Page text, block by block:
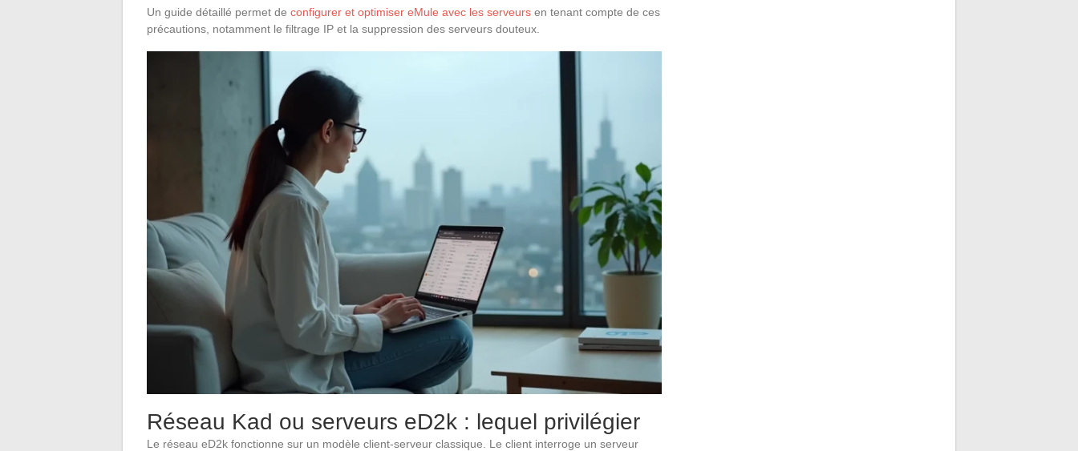
Un guide détaillé permet de configurer et optimiser eMule avec les serveurs en tenant compte de ces
précautions, notamment le filtrage IP et la suppression des serveurs douteux.
Réseau Kad ou serveurs eD2k : lequel privilégier
Le réseau eD2k fonctionne sur un modèle client-serveur classique. Le client interroge un serveur